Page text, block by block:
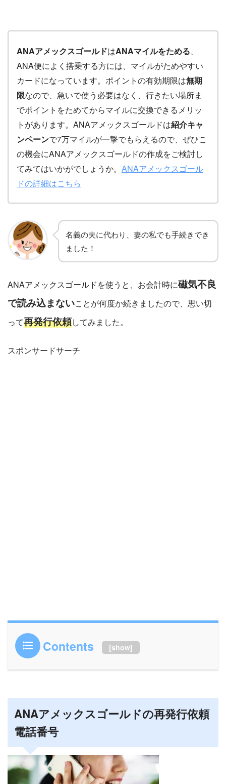
ANAアメックスゴールドはANAマイルをためる、
ANA便によく搭乗する方には、マイルがためやすい
カードになっています。ポイントの有効期限は無期
限なので、急いで使う必要はなく、行きたい場所ま
でポイントをためてからマイルに交換できるメリッ
トがあります。ANAアメックスゴールドは紹介キャ
ンペーンで7万マイルが一撃でもらえるので、ぜひこ
の機会にANAアメックスゴールドの作成をご検討し
てみてはいかがでしょうか。 ANAアメックスゴール
ドの詳細はこちら
名義の夫に代わり、妻の私でも手続きでき
ました！
ANAアメックスゴールドを使うと、お会計時に磁気不良
で読み込まないことが何度か続きましたので、思い切
って再発行依頼してみました。
スポンサードサーチ
Contents [show]
ANAアメックスゴールドの再発行依頼
電話番号